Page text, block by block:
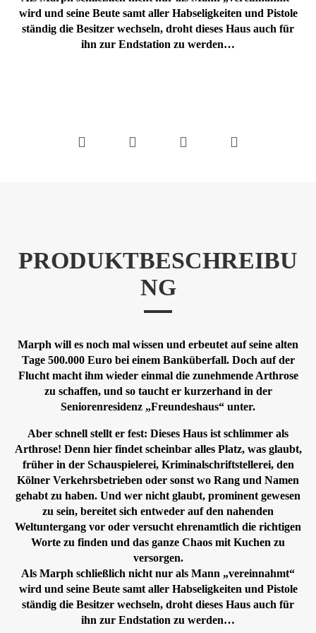
wird und seine Beute samt aller Habseligkeiten und Pistole
ständig die Besitzer wechseln, droht dieses Haus auch für
ihn zur Endstation zu werden…
PRODUKTBESCHREIBU
NG
Marph will es noch mal wissen und erbeutet auf seine alten
Tage 500.000 Euro bei einem Banküberfall. Doch auf der
Flucht macht ihm wieder einmal die zunehmende Arthrose
zu schaffen, und so taucht er kurzerhand in der
Seniorenresidenz „Freundeshaus“ unter.
Aber schnell stellt er fest: Dieses Haus ist schlimmer als
Arthrose! Denn hier findet scheinbar alles Platz, was glaubt,
früher in der Schauspielerei, Kriminalschriftstellerei, den
Kölner Verkehrsbetrieben oder sonst wo Rang und Namen
gehabt zu haben. Und wer nicht glaubt, prominent gewesen
zu sein, bereitet sich entweder auf den nahenden
Weltuntergang vor oder versucht ehrenamtlich die richtigen
Worte zu finden und das ganze Chaos mit Kuchen zu
versorgen.
Als Marph schließlich nicht nur als Mann „vereinnahmt“
wird und seine Beute samt aller Habseligkeiten und Pistole
ständig die Besitzer wechseln, droht dieses Haus auch für
ihn zur Endstation zu werden…